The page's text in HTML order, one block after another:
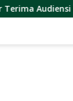
BPS Terkait